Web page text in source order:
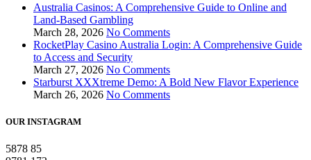
Australia Casinos: A Comprehensive Guide to Online and
Land-Based Gambling
March 28, 2026 No Comments
RocketPlay Casino Australia Login: A Comprehensive Guide
to Access and Security
March 27, 2026 No Comments
Starburst XXXtreme Demo: A Bold New Flavor Experience
March 26, 2026 No Comments
OUR INSTAGRAM
5878 85